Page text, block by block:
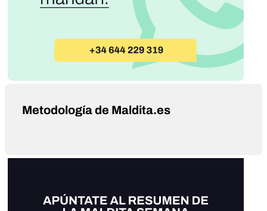
Metodología de Maldita.es